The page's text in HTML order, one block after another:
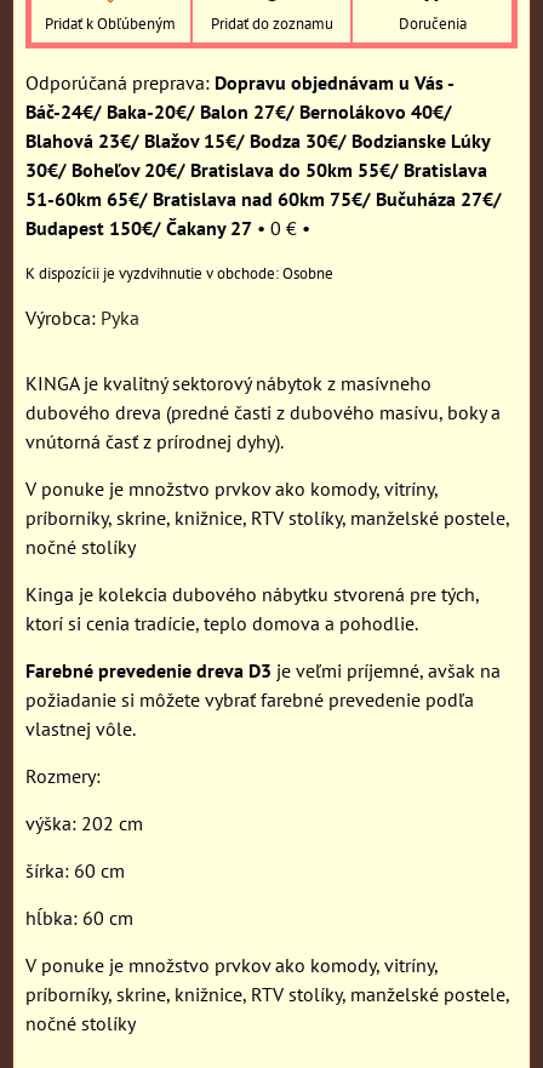
Pridať k Obľúbeným Pridať do zoznamu Doručenia
Dopravu objednávam u Vás -
Báč-24€/ Baka-20€/ Balon 27€/ Bernolákovo 40€/
Blahová 23€/ Blažov 15€/ Bodza 30€/ Bodzianske Lúky
30€/ Boheľov 20€/ Bratislava do 50km 55€/ Bratislava
51-60km 65€/ Bratislava nad 60km 75€/ Bučuháza 27€/
Budapest 150€/ Čakany 27 • 0 € •
Osobne
Výrobca: Pyka
KINGA je kvalitný sektorový nábytok z masívneho
dubového dreva (predné časti z dubového masívu, boky a
vnútorná časť z prírodnej dyhy).
V ponuke je množstvo prvkov ako komody, vitríny,
príborníky, skrine, knižnice, RTV stolíky, manželské postele,
nočné stolíky
Kinga je kolekcia dubového nábytku stvorená pre tých,
ktorí si cenia tradície, teplo domova a pohodlie.
Farebné prevedenie dreva D3 je veľmi príjemné, avšak na
požiadanie si môžete vybrať farebné prevedenie podľa
vlastnej vôle.
Rozmery:
výška: 202 cm
šírka: 60 cm
hĺbka: 60 cm
V ponuke je množstvo prvkov ako komody, vitríny,
príborníky, skrine, knižnice, RTV stolíky, manželské postele,
nočné stolíky